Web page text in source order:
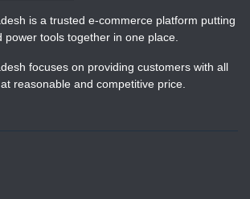
is a trusted e-commerce platform putting
power tools together in one place.
focuses on providing customers with all
reasonable and competitive price.